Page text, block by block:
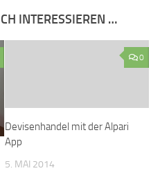
INTERESSIEREN …
0
Devisenhandel mit der Alpari
App
5. MAI 2014